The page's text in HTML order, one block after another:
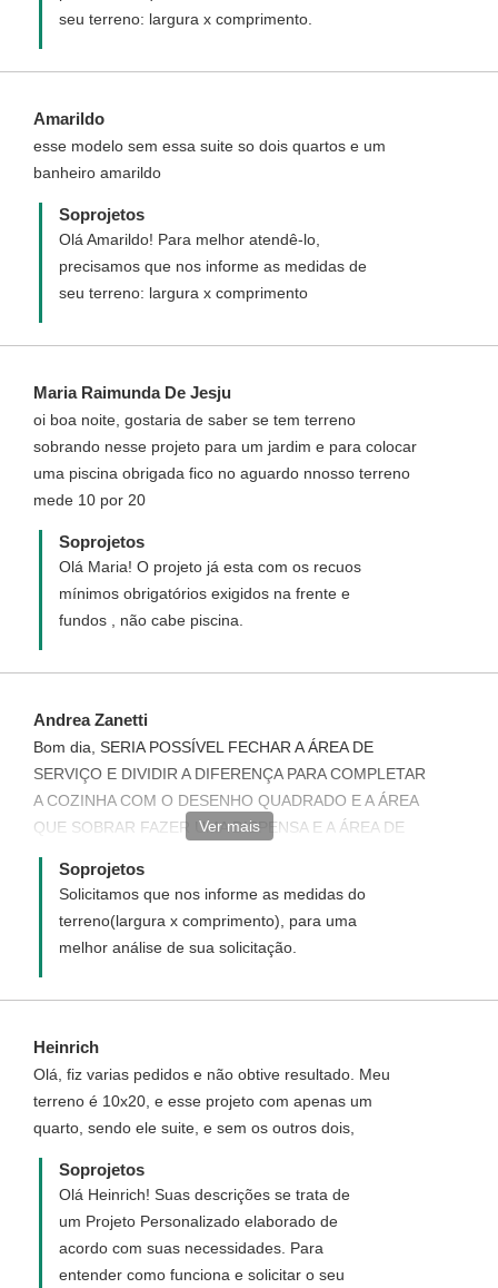
seu terreno: largura x comprimento.
Amarildo
esse modelo sem essa suite so dois quartos e um
banheiro amarildo
Soprojetos
Olá Amarildo! Para melhor atendê-lo,
precisamos que nos informe as medidas de
seu terreno: largura x comprimento
Maria Raimunda De Jesju
oi boa noite, gostaria de saber se tem terreno
sobrando nesse projeto para um jardim e para colocar
uma piscina obrigada fico no aguardo nnosso terreno
mede 10 por 20
Soprojetos
Olá Maria! O projeto já esta com os recuos
mínimos obrigatórios exigidos na frente e
fundos , não cabe piscina.
Andrea Zanetti
Bom dia, SERIA POSSÍVEL FECHAR A ÁREA DE
SERVIÇO E DIVIDIR A DIFERENÇA PARA COMPLETAR
A COZINHA COM O DESENHO QUADRADO E A ÁREA
QUE SOBRAR FAZER UMA DISPENSA E A ÁREA DE
SERVIÇO FAZER NOS FUNDOS DOS QUARTOS,
FICO NO AGUARDO.
Ver mais
Soprojetos
Solicitamos que nos informe as medidas do
terreno(largura x comprimento), para uma
melhor análise de sua solicitação.
Heinrich
Olá, fiz varias pedidos e não obtive resultado. Meu
terreno é 10x20, e esse projeto com apenas um
quarto, sendo ele suite, e sem os outros dois,
Soprojetos
Olá Heinrich! Suas descrições se trata de
um Projeto Personalizado elaborado de
acordo com suas necessidades. Para
entender como funciona e solicitar o seu